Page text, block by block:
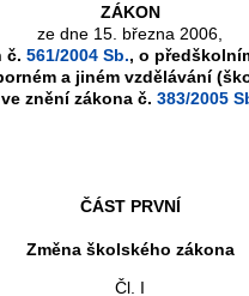
ZÁKON
ze dne 15. března 2006,
č. 561/2004 Sb., o
a jiném vzdělávání
ve znění zákona č. 383/2005
ČÁST PRVNÍ
Změna školského zákona
Čl. I